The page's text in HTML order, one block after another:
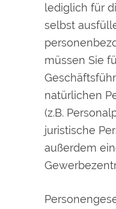
lediglich für
selbst
müssen Sie
natürlichen
(z.B.
juristische
außerdem